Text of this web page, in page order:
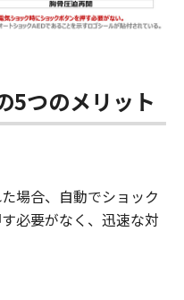
5つのメリット
場合、自動でショック
必要がなく、迅速な対